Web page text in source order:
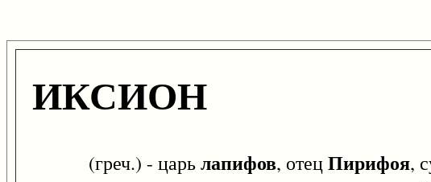
ИКСИОН
(греч.) - царьлапифов, отецПирифоя,